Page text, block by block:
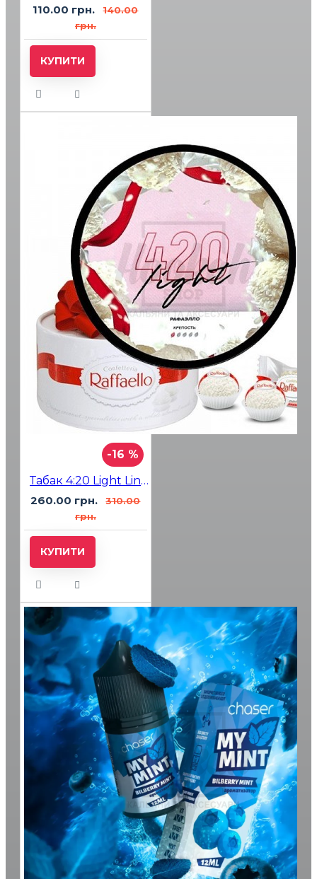
110.00 грн.
140.00
грн.
КУПИТИ
-16 %
Табак 4:20 Light Line Raffaello (Рафаэлло) 100 гр
260.00 грн.
310.00
грн.
КУПИТИ